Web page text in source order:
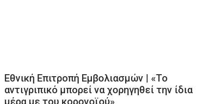
Εθνική Επιτροπή Εμβολιασμών | «Το
αντιγριπικό μπορεί να χορηγηθεί την ίδια
μέρα με του κορονοϊού»